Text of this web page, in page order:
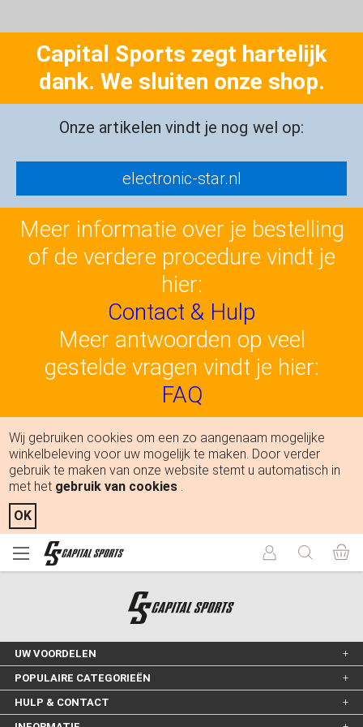
Capital Sports zegt hartelijk
dank. We sluiten onze shop.
Onze artikelen vindt je nog wel op:
electronic-star.nl
Meer informatie over je bestelling
of de verdere procedure vindt je
hier:
Contact & Hulp
Meer antwoorden op veel
gestelde vragen vindt je hier:
FAQ
Wij gebruiken cookies om een zo aangenaam mogelijke
winkelbeleving voor uw mogelijk te maken. Door verder
gebruik te maken van onze website stemt u automatisch in
met het gebruik van cookies .
OK
UW VOORDELEN
POPULAIRE CATEGORIEËN
HULP & CONTACT